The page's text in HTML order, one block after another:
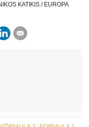
KATIKIS / EUROPA